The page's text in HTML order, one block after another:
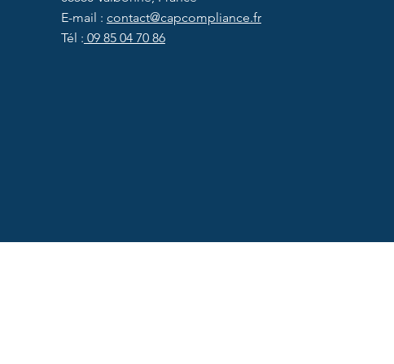
fabricants de dispositifs médicaux
E-mail : contact@capcompliance.fr
Tél : 09 85 04 70 86